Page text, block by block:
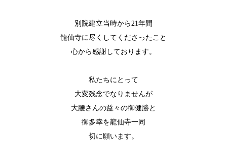
別院建立当時から21年間
龍仙寺に尽くしてくださったこと
心から感謝しております。
私たちにとって
大変残念でなりませんが
大腰さんの益々の御健勝と
御多幸を龍仙寺一同
切に願います。